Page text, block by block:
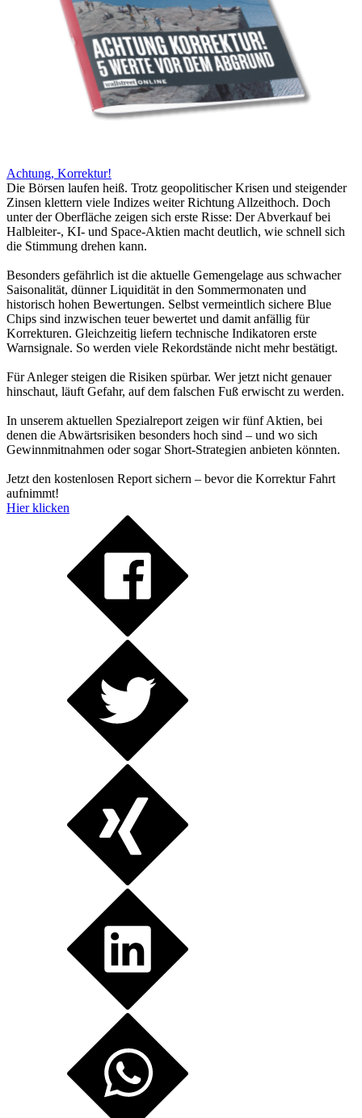
Achtung, Korrektur!
Die Börsen laufen heiß. Trotz geopolitischer Krisen und steigender
Zinsen klettern viele Indizes weiter Richtung Allzeithoch. Doch
unter der Oberfläche zeigen sich erste Risse: Der Abverkauf bei
Halbleiter-, KI- und Space-Aktien macht deutlich, wie schnell sich
die Stimmung drehen kann.
Besonders gefährlich ist die aktuelle Gemengelage aus schwacher
Saisonalität, dünner Liquidität in den Sommermonaten und
historisch hohen Bewertungen. Selbst vermeintlich sichere Blue
Chips sind inzwischen teuer bewertet und damit anfällig für
Korrekturen. Gleichzeitig liefern technische Indikatoren erste
Warnsignale. So werden viele Rekordstände nicht mehr bestätigt.
Für Anleger steigen die Risiken spürbar. Wer jetzt nicht genauer
hinschaut, läuft Gefahr, auf dem falschen Fuß erwischt zu werden.
In unserem aktuellen Spezialreport zeigen wir fünf Aktien, bei
denen die Abwärtsrisiken besonders hoch sind – und wo sich
Gewinnmitnahmen oder sogar Short-Strategien anbieten könnten.
Jetzt den kostenlosen Report sichern – bevor die Korrektur Fahrt
aufnimmt!
Hier klicken